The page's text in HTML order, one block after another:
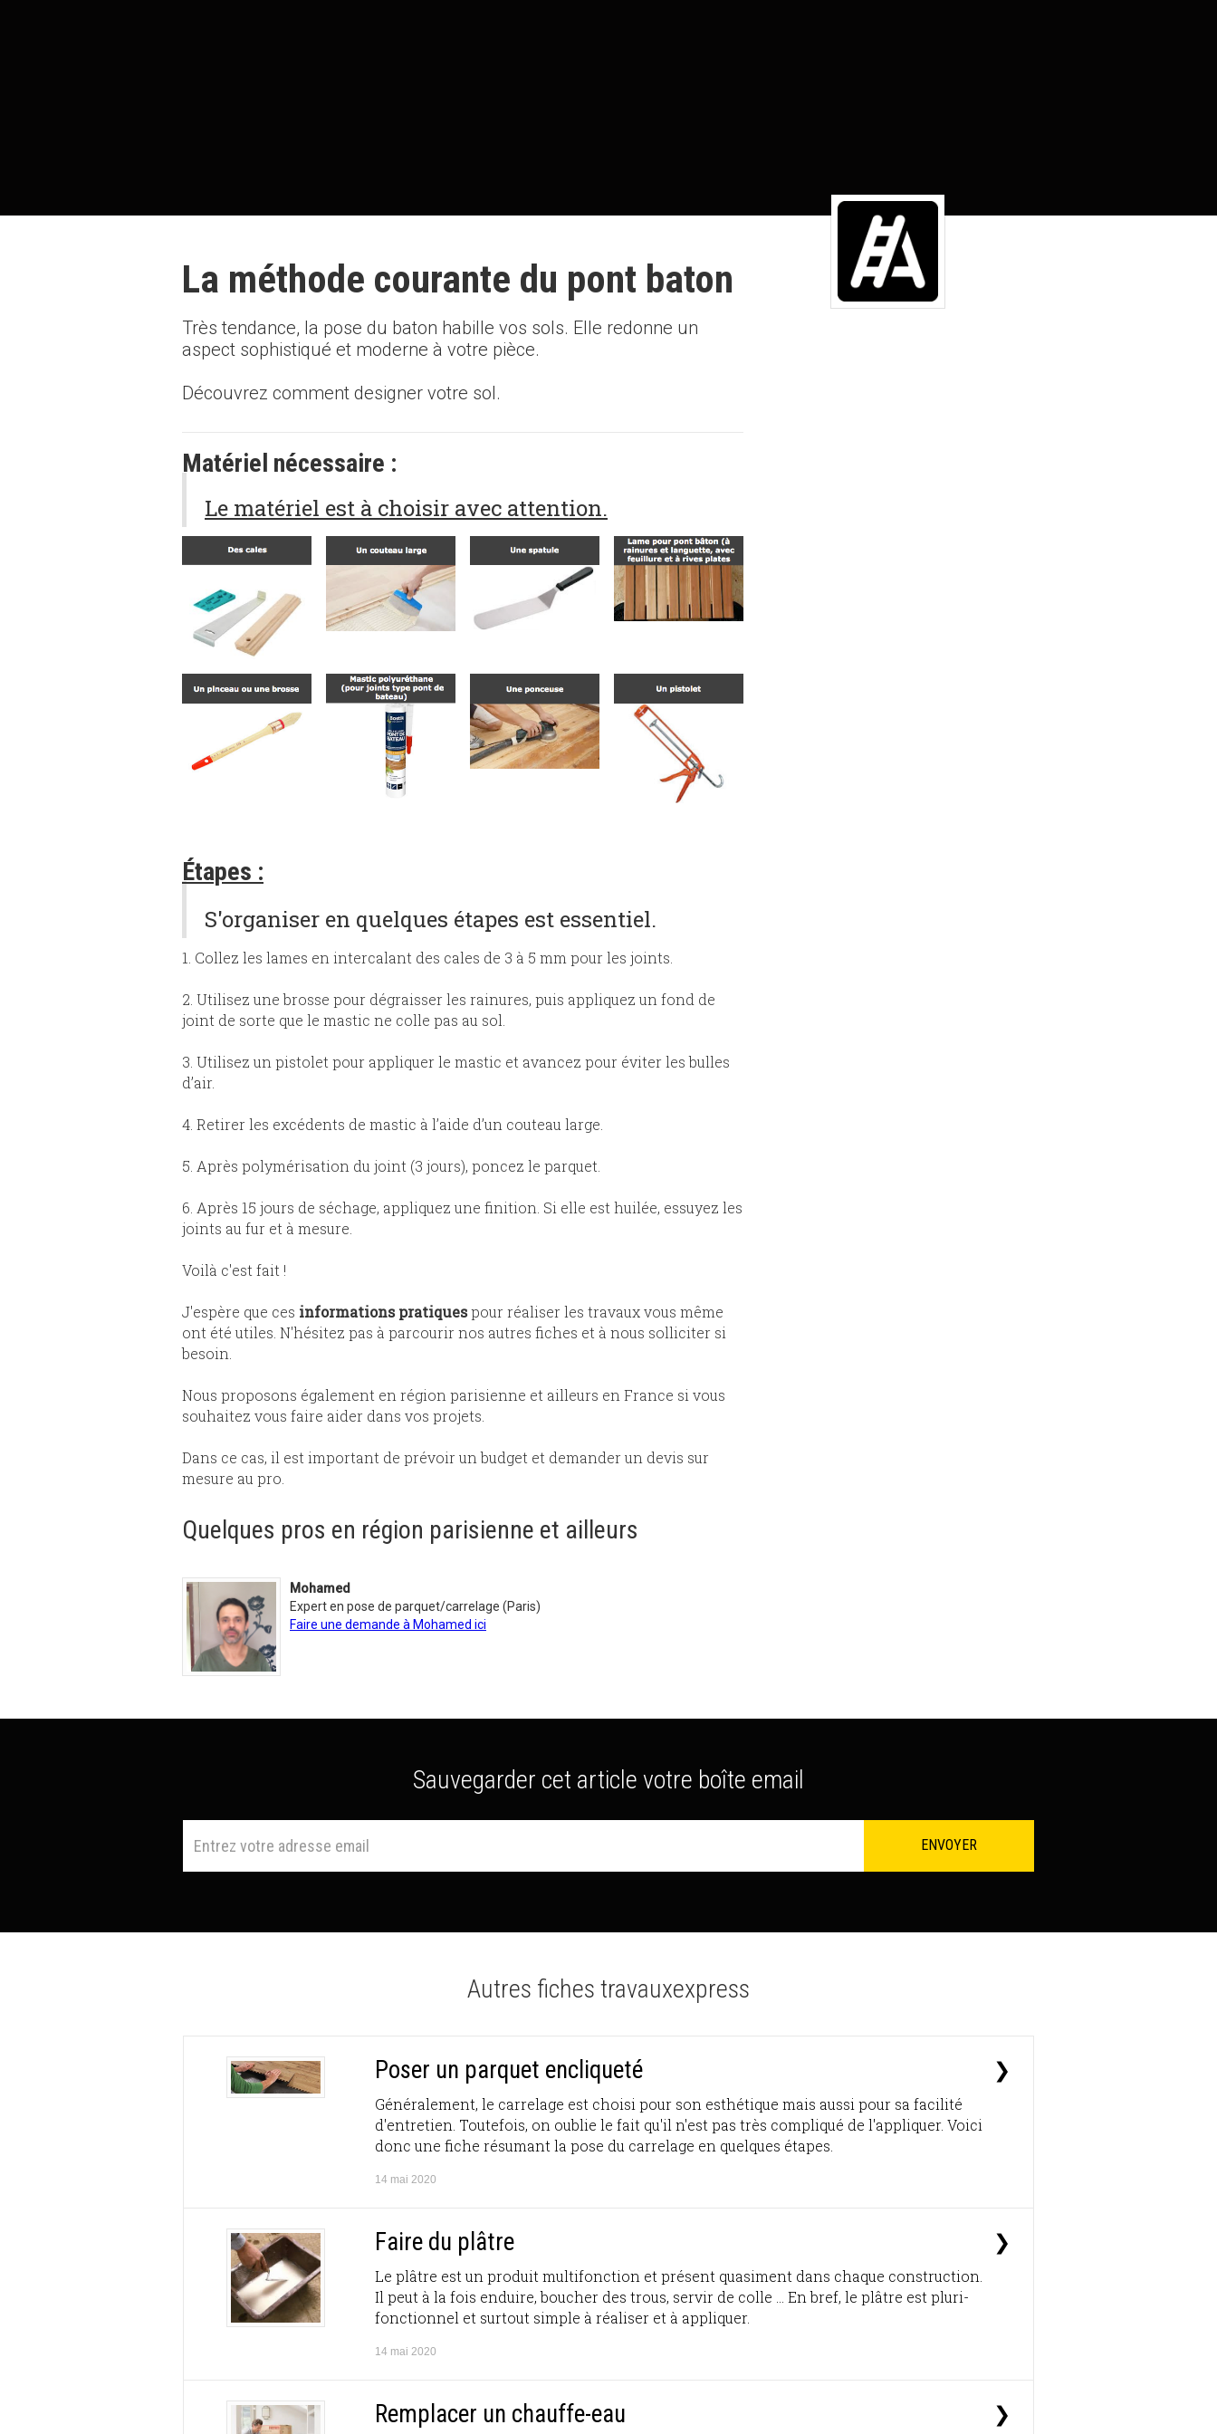
La méthode courante du pont baton
Très tendance, la pose du baton habille vos sols. Elle redonne un
aspect sophistiqué et moderne à votre pièce.
Découvrez comment designer votre sol.
Matériel nécessaire :
Le matériel est à choisir avec attention.
Étapes :
S'organiser en quelques étapes est essentiel.
1. Collez les lames en intercalant des cales de 3 à 5 mm pour les joints.
2. Utilisez une brosse pour dégraisser les rainures, puis appliquez un fond de
joint de sorte que le mastic ne colle pas au sol.
3. Utilisez un pistolet pour appliquer le mastic et avancez pour éviter les bulles
d’air.
4. Retirer les excédents de mastic à l’aide d’un couteau large.
5. Après polymérisation du joint (3 jours), poncez le parquet.
6. Après 15 jours de séchage, appliquez une finition. Si elle est huilée, essuyez les
joints au fur et à mesure.
Voilà c'est fait !
J'espère que ces informations pratiquespour réaliser les travaux vous même
ont été utiles. N'hésitez pas à parcourir nos autres fiches et à nous solliciter si
besoin.
Nous proposons également en région parisienne et ailleurs en France si vous
souhaitez vous faire aider dans vos projets.
Dans ce cas, il est important de prévoir un budget et demander un devis sur
mesure au pro.
Quelques pros en région parisienne et ailleurs
Mohamed
Expert en pose de parquet/carrelage (Paris)
Faire une demande à Mohamed ici
Sauvegarder cet article votre boîte email
Autres fiches travauxexpress
❯
Poser un parquet encliqueté
Généralement, le carrelage est choisi pour son esthétique mais aussi pour sa facilité
d'entretien. Toutefois, on oublie le fait qu'il n'est pas très compliqué de l'appliquer. Voici
donc une fiche résumant la pose du carrelage en quelques étapes.
14 mai 2020
❯
Faire du plâtre
Le plâtre est un produit multifonction et présent quasiment dans chaque construction.
Il peut à la fois enduire, boucher des trous, servir de colle ... En bref, le plâtre est pluri-
fonctionnel et surtout simple à réaliser et à appliquer.
14 mai 2020
❯
Remplacer un chauffe-eau